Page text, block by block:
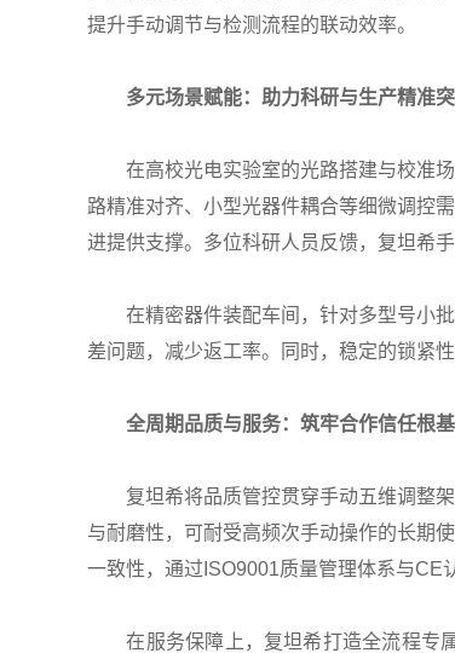
提升手动调节与检测流程的联动效率。
多元场景赋能：助力科研与生产精准
在高校光电实验室的光路搭建与校准场
路精准对齐、小型光器件耦合等细微调控
进提供支撑。多位科研人员反馈，复坦希
在精密器件装配车间，针对多型号小批
差问题，减少返工率。同时，稳定的锁紧
全周期品质与服务：筑牢合作信任根基
复坦希将品质管控贯穿手动五维调整架
与耐磨性，可耐受高频次手动操作的长期
一致性，通过ISO9001质量管理体系与CE
在服务保障上，复坦希打造全流程专属